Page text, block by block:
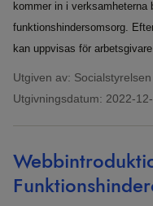
kommer in i
funktionshindersomsorg.
kan uppvisas för
Utgiven av: Socialstyrelsen
Utgivningsdatum: 2022-